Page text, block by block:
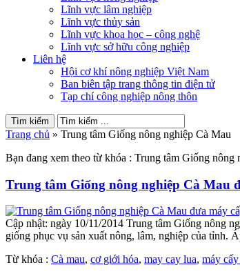
Lĩnh vực lâm nghiệp
Lĩnh vực thủy sản
Lĩnh vực khoa học – công nghệ
Lĩnh vực sở hữu công nghiệp
Liên hệ
Hội cơ khí nông nghiệp Việt Nam
Ban biên tập trang thông tin điện tử
Tạp chí công nghiệp nông thôn
Trang chủ » Trung tâm Giống nông nghiệp Cà Mau
Bạn đang xem theo từ khóa : Trung tâm Giống nông
Trung tâm Giống nông nghiệp Cà Mau
Cập nhật: ngày 10/11/2014 Trung tâm Giống nông
giống phục vụ sản xuất nông, lâm, nghiệp của tỉnh.
Từ khóa : Cà mau, cơ giới hóa, may cay lua, máy